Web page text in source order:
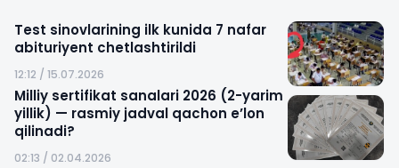
Test sinovlarining ilk kunida 7 nafar
abituriyent chetlashtirildi
12:12 / 15.07.2026
Milliy sertifikat sanalari 2026 (2-yarim
yillik) — rasmiy jadval qachon e’lon
qilinadi?
02:13 / 02.04.2026